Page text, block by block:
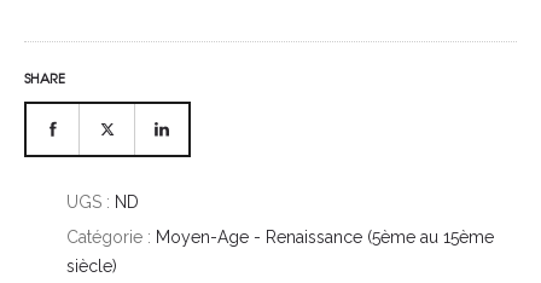
SHARE
UGS : ND
Catégorie : Moyen-Age - Renaissance (5ème au 15ème
siècle)